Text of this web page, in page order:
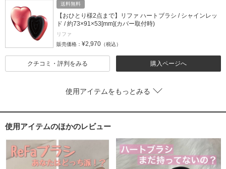
送料無料
【おひとり様2点まで】リファ ハートブラシ / シャインレッ
ド / 約73×91×53[mm](カバー取付時)
リファ
販売価格： ¥2,970 （税込）
購入ページへ
クチコミ・評判をみる
使用アイテムをもっとみる
使用アイテムのほかのレビュー